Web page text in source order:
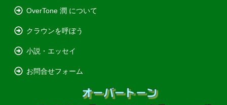
OverTone 潤 について
クラウンを呼ぼう
小説・エッセイ
お問合せフォーム